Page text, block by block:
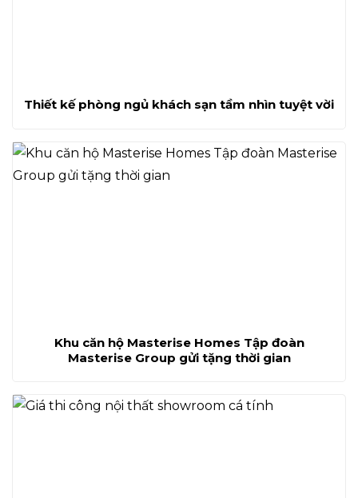
Thiết kế phòng ngủ khách sạn tầm nhìn tuyệt vời
Khu căn hộ Masterise Homes Tập đoàn
Masterise Group gửi tặng thời gian